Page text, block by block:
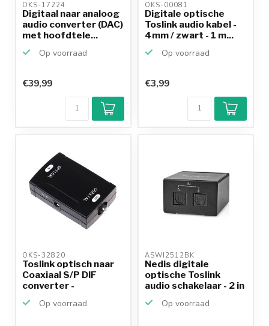
OKS-17224
Digitaal naar analoog
audio converter (DAC)
met hoofdtele...
Op voorraad
€39,99
OKS-00081
Digitale optische
Toslink audio kabel -
4mm / zwart - 1 m...
Op voorraad
9,2/10
Achteraf
betalen mogelijk
€3,99
OKS-32820
Toslink optisch naar
Coaxiaal S/P DIF
converter -
Op voorraad
ASWI2512BK
Nedis digitale
optische Toslink
audio schakelaar - 2 in
Op voorraad